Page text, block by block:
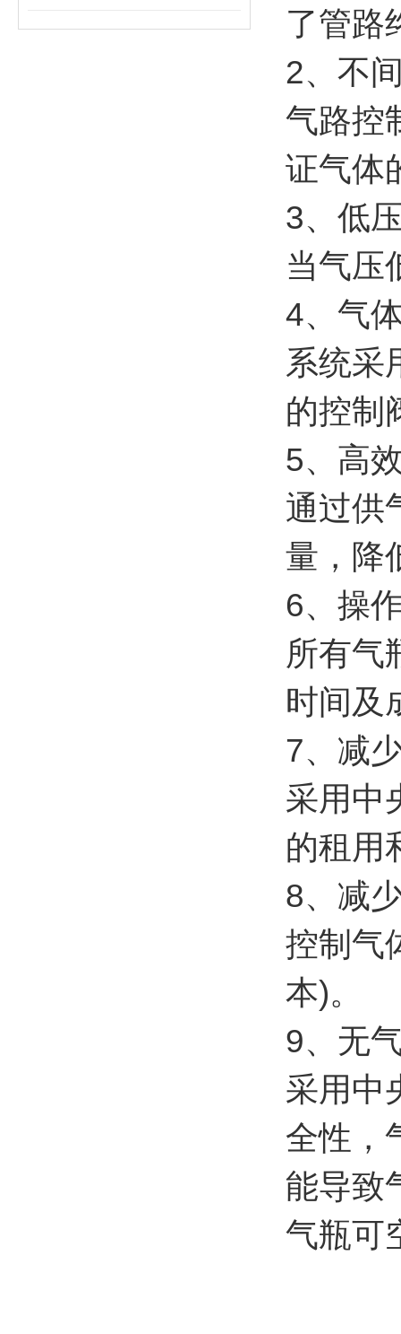
了管路
2、不
气路控
证气体
3、低
当气压
4、气
系统采
的控制
5、高
通过供
量，降
6、操
所有气
时间及
7、减
采用中
的租用
8、减
控制气
本)。
9、无
采用中
全性，
能导致
气